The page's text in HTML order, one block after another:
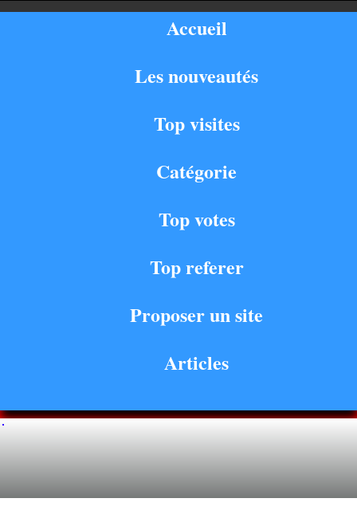
Accueil
Les nouveautés
Top visites
Catégorie
Top votes
Top referer
Proposer un site
Articles